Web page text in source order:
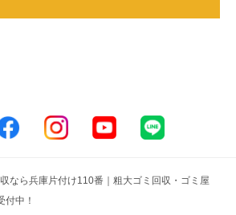
なら兵庫片付け110番｜粗大ゴミ回収・ゴミ屋
付中！